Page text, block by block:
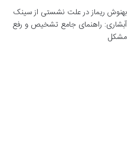
بهنوش ریمازدرعلت نشستی از سینک
آبشاری: راهنمای جامع تشخیص و رفع
مشکل